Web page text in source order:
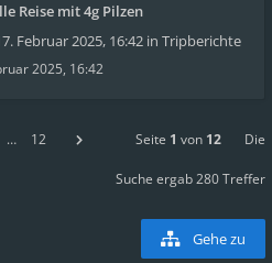
Reise mit 4g Pilzen
Februar 2025, 16:42 in Tripberichte
2025, 16:42
… 12 Seite 1 von 12 Die
Suche ergab 280 Treffer
Gehe zu